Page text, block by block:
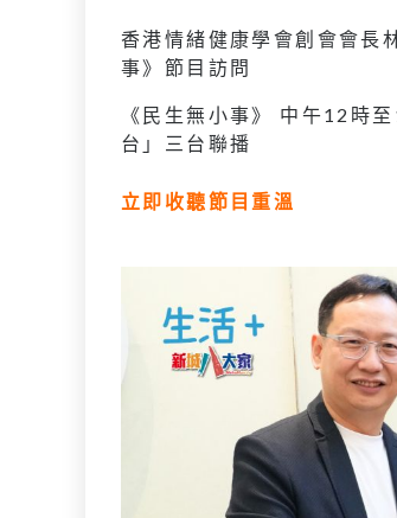
香港情緒健康學會創會會長
事》節目訪問
《民生無小事》 中午12時
台」三台聯播
立即收聽節目重溫